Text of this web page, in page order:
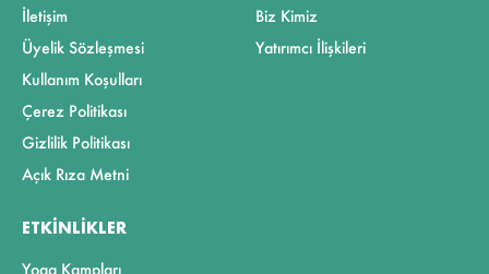
İletişim
Üyelik Sözleşmesi
Kullanım Koşulları
Çerez Politikası
Gizlilik Politikası
Açık Rıza Metni
Biz Kimiz
Yatırımcı İlişkileri
ETKINLIKLER
Yoga Kampları